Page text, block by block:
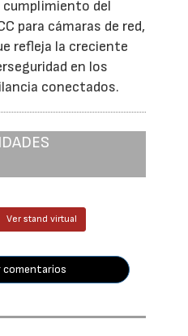
del
para cámaras de red,
refleja la creciente
en los
conectados.
Ver stand virtual
comentarios